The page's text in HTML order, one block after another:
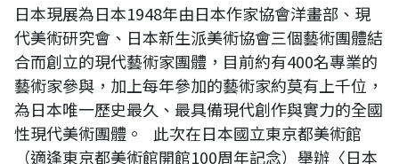
日本現展為日本1948年由日本作家協會洋畫部、現
代美術研究會、日本新生派美術協會三個藝術團體結
合而創立的現代藝術家團體，目前約有400名專業的
藝術家參與，加上每年參加的藝術家約莫有上千位，
為日本唯一歷史最久、最具備現代創作與實力的全國
性現代美術團體。 此次在日本國立東京都美術館
（適逢東京都美術館開館100周年記念）舉辦〈日本